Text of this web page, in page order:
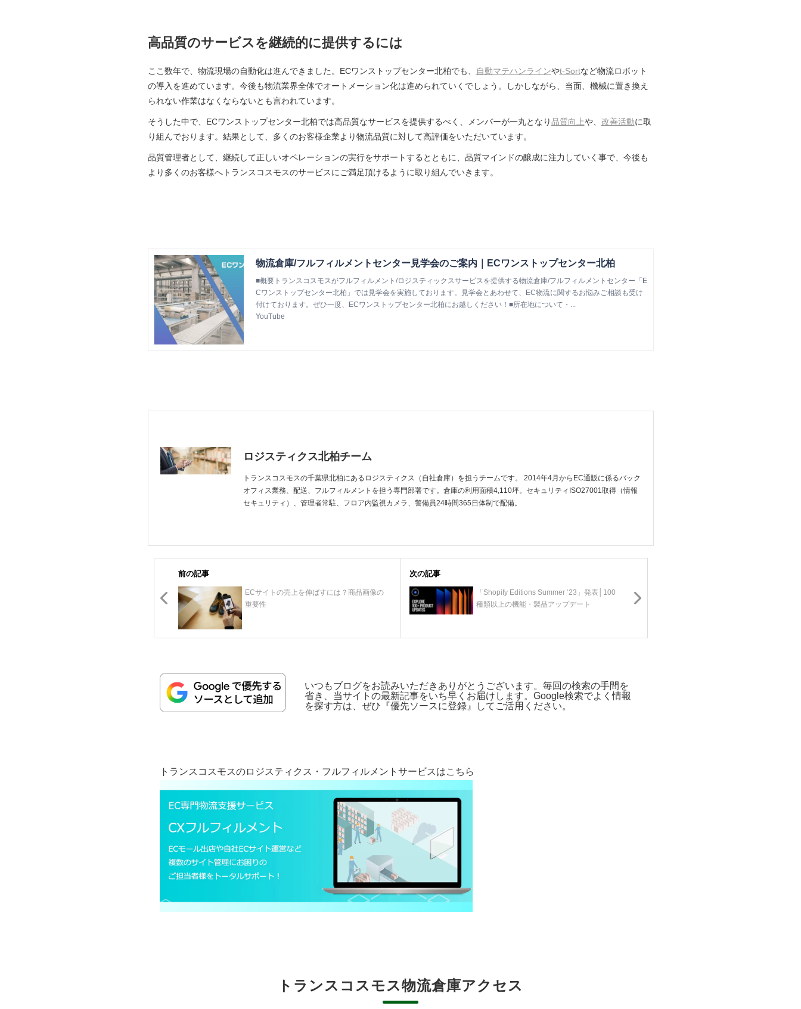
高品質のサービスを継続的に提供するには
ここ数年で、物流現場の自動化は進んできました。ECワンストップセンター北柏でも、 自動マテハンラインやt-Sortなど物流ロボット
の導入を進めています。今後も物流業界全体でオートメーション化は進められていくでしょう。しかしながら、当面、機械に置き換え
られない作業はなくならないとも言われています。
そうした中で、ECワンストップセンター北柏では高品質なサービスを提供するべく、メンバーが一丸となり品質向上や、 改善活動に取
り組んでおります。結果として、多くのお客様企業より物流品質に対して高評価をいただいています。
品質管理者として、継続して正しいオペレーションの実行をサポートするとともに、品質マインドの醸成に注力していく事で、今後も
より多くのお客様へトランスコスモスのサービスにご満足頂けるように取り組んでいきます。
物流倉庫/フルフィルメントセンター見学会のご案内｜ECワンストップセンター北柏
■概要トランスコスモスがフルフィルメント/ロジスティックスサービスを提供する物流倉庫/フルフィルメントセンター「E
Cワンストップセンター北柏」では見学会を実施しております。見学会とあわせて、EC物流に関するお悩みご相談も受け
付けております。ぜひ一度、ECワンストップセンター北柏にお越しください！■所在地について・...
YouTube
ロジスティクス北柏チーム
トランスコスモスの千葉県北柏にあるロジスティクス（自社倉庫）を担うチームです。 2014年4月からEC通販に係るバック
オフィス業務、配送、フルフィルメントを担う専門部署です。倉庫の利用面積4,110坪。セキュリティISO27001取得（情報
セキュリティ）、管理者常駐、フロア内監視カメラ、警備員24時間365日体制で配備。
前の記事
ECサイトの売上を伸ばすには？商品画像の
重要性
次の記事
「Shopify Editions Summer ‘23」発表│100
種類以上の機能・製品アップデート
いつもブログをお読みいただきありがとうございます。毎回の検索の手間を
省き、当サイトの最新記事をいち早くお届けします。Google検索でよく情報
を探す方は、ぜひ『優先ソースに登録』してご活用ください。
トランスコスモスのロジスティクス・フルフィルメントサービスはこちら
トランスコスモス物流倉庫アクセス